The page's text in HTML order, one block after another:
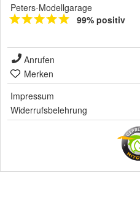
Peters-Modellgarage
99% positiv
Anrufen
Merken
Impressum
Widerrufsbelehrung